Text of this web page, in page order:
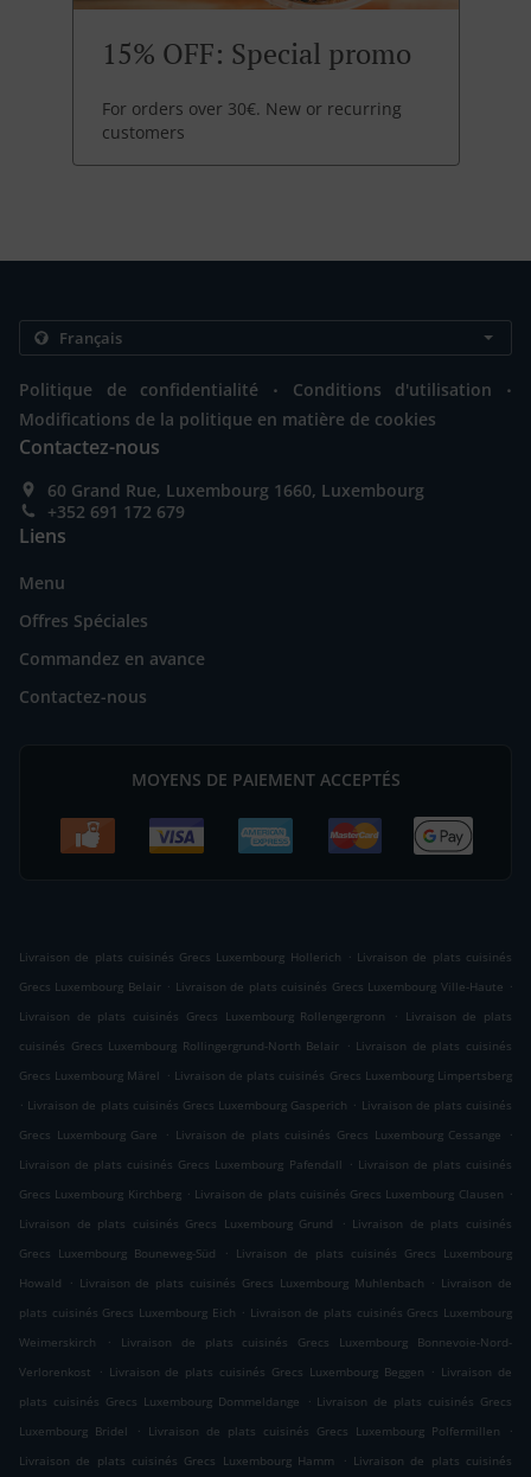
15% OFF: Special promo
For orders over 30€. New or recurring
customers
Politique de confidentialité . Conditions d'utilisation .
Modifications de la politique en matière de cookies
Contactez-nous
60 Grand Rue, Luxembourg 1660, Luxembourg
+352 691 172 679
Liens
Menu
Offres Spéciales
Commandez en avance
Contactez-nous
MOYENS DE PAIEMENT ACCEPTÉS
Livraison de plats cuisinés Grecs Luxembourg Hollerich . Livraison de plats cuisinés
Grecs Luxembourg Belair . Livraison de plats cuisinés Grecs Luxembourg Ville-Haute .
Livraison de plats cuisinés Grecs Luxembourg Rollengergronn
. Livraison de plats
cuisinés Grecs Luxembourg Rollingergrund-North Belair . Livraison de plats cuisinés
Grecs Luxembourg Märel . Livraison de plats cuisinés Grecs Luxembourg Limpertsberg
. Livraison de plats cuisinés Grecs Luxembourg Gasperich . Livraison de plats cuisinés
Grecs Luxembourg Gare
. Livraison de plats cuisinés Grecs Luxembourg Cessange
.
Livraison de plats cuisinés Grecs Luxembourg Pafendall . Livraison de plats cuisinés
Grecs Luxembourg Kirchberg . Livraison de plats cuisinés Grecs Luxembourg Clausen .
Livraison de plats cuisinés Grecs Luxembourg Grund
. Livraison de plats cuisinés
Grecs Luxembourg Bouneweg-Süd
. Livraison de plats cuisinés Grecs Luxembourg
Howald
. Livraison de plats cuisinés Grecs Luxembourg Muhlenbach . Livraison de
plats cuisinés Grecs Luxembourg Eich . Livraison de plats cuisinés Grecs Luxembourg
Weimerskirch
.
Livraison de plats cuisinés Grecs Luxembourg Bonnevoie-Nord-
Verlorenkost
. Livraison de plats cuisinés Grecs Luxembourg Beggen . Livraison de
plats cuisinés Grecs Luxembourg Dommeldange
. Livraison de plats cuisinés Grecs
Luxembourg Bridel
. Livraison de plats cuisinés Grecs Luxembourg Polfermillen
.
Livraison de plats cuisinés Grecs Luxembourg Hamm
. Livraison de plats cuisinés